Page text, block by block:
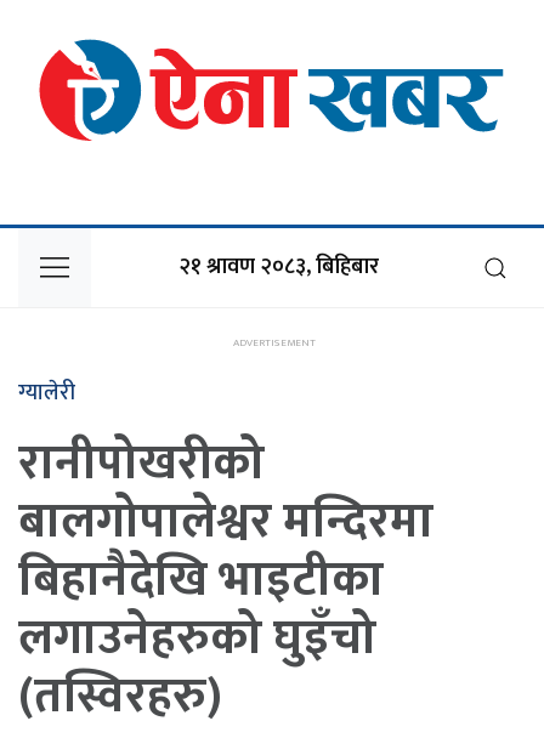
२१ श्रावण २०८३, बिहिबार
ग्यालेरी
रानीपोखरीको
बालगोपालेश्वर मन्दिरमा
बिहानैदेखि भाइटीका
लगाउनेहरुको घुइँचो
(तस्विरहरु)